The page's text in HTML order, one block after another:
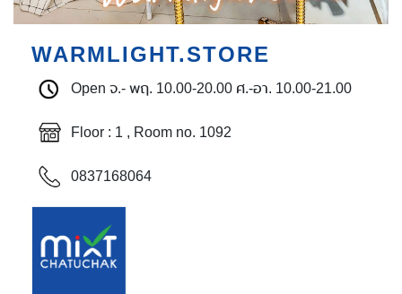
WARMLIGHT.STORE
Open จ.- พฤ. 10.00-20.00 ศ.-อา. 10.00-21.00
Floor : 1 , Room no. 1092
0837168064